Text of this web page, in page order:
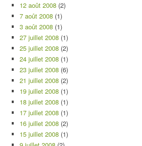
12 août 2008 (2)
7 août 2008 (1)
3 août 2008 (1)
27 juillet 2008 (1)
25 juillet 2008 (2)
24 juillet 2008 (1)
23 juillet 2008 (6)
21 juillet 2008 (2)
19 juillet 2008 (1)
18 juillet 2008 (1)
17 juillet 2008 (1)
16 juillet 2008 (2)
15 juillet 2008 (1)